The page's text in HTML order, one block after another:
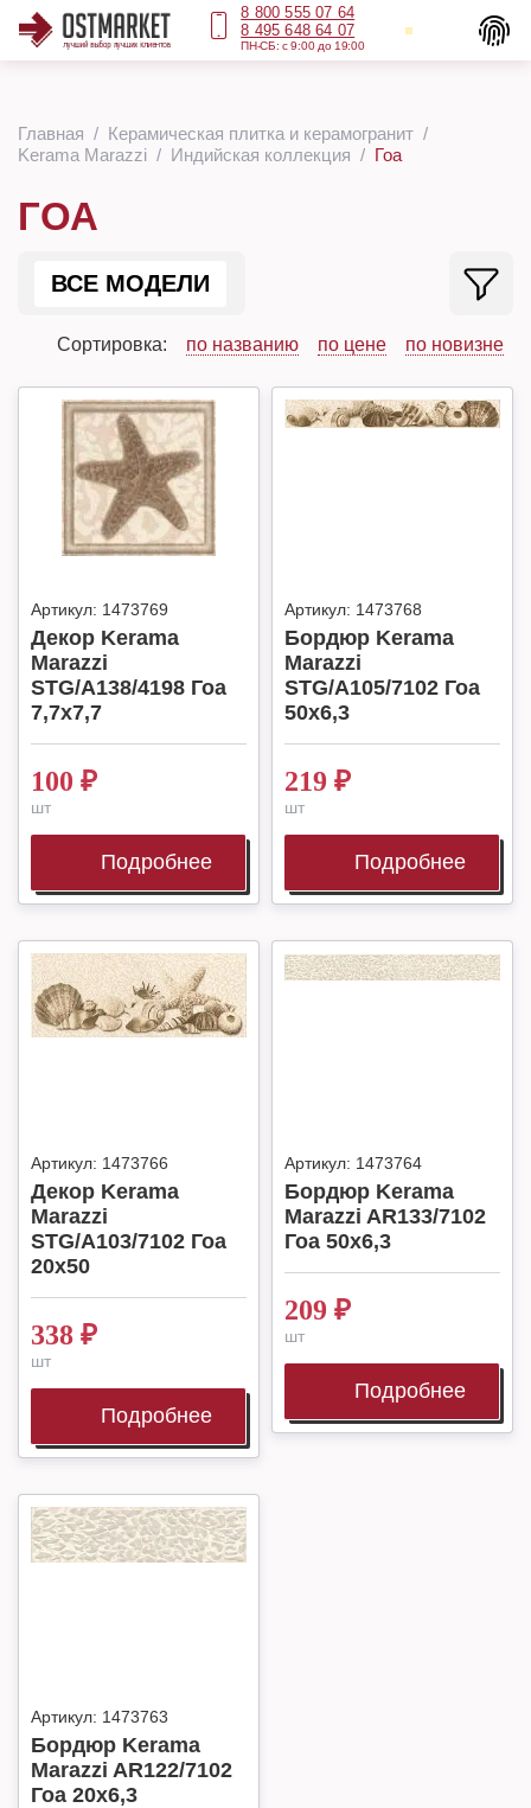
8 800 555 07 64
8 495 648 64 07
ПН-СБ: с 9:00 до 19:00
Главная
Керамическая плитка и керамогранит
Kerama Marazzi
Индийская коллекция Гоа
ГОА
ВСЕ МОДЕЛИ
Сортировка: по названию по цене по новизне
Артикул: 1473769
Декор Kerama
Marazzi
STG/A138/4198 Гоа
7,7х7,7
100 ₽
шт
Подробнее
Артикул: 1473768
Бордюр Kerama
Marazzi
STG/A105/7102 Гоа
50х6,3
219 ₽
шт
Подробнее
Артикул: 1473766
Декор Kerama
Marazzi
STG/A103/7102 Гоа
20х50
338 ₽
шт
Подробнее
Артикул: 1473764
Бордюр Kerama
Marazzi AR133/7102
Гоа 50х6,3
209 ₽
шт
Подробнее
Артикул: 1473763
Бордюр Kerama
Marazzi AR122/7102
Гоа 20х6,3